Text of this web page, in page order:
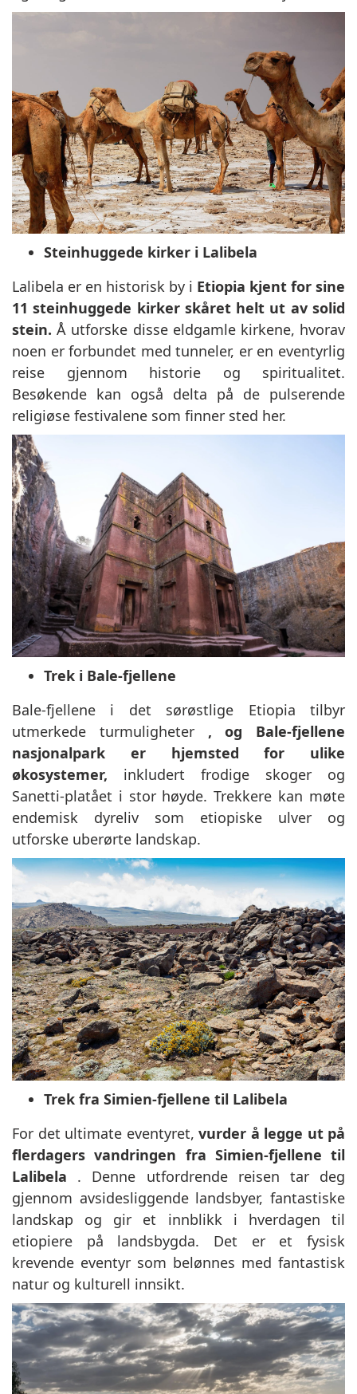
Steinhuggede kirker i Lalibela
Lalibela er en historisk by i Etiopia kjent for sine
11 steinhuggede kirker skåret helt ut av solid
stein. Å utforske disse eldgamle kirkene, hvorav
noen er forbundet med tunneler, er en eventyrlig
reise gjennom historie og spiritualitet.
Besøkende kan også delta på de pulserende
religiøse festivalene som finner sted her.
Trek i Bale-fjellene
Bale-fjellene i det sørøstlige Etiopia tilbyr
utmerkede turmuligheter , og Bale-fjellene
nasjonalpark er hjemsted for ulike
økosystemer, inkludert frodige skoger og
Sanetti-platået i stor høyde. Trekkere kan møte
endemisk dyreliv som etiopiske ulver og
utforske uberørte landskap.
Trek fra Simien-fjellene til Lalibela
For det ultimate eventyret, vurder å legge ut på
flerdagers vandringen fra Simien-fjellene til
Lalibela . Denne utfordrende reisen tar deg
gjennom avsidesliggende landsbyer, fantastiske
landskap og gir et innblikk i hverdagen til
etiopiere på landsbygda. Det er et fysisk
krevende eventyr som belønnes med fantastisk
natur og kulturell innsikt.